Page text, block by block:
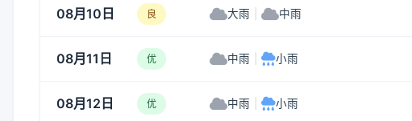
08月10日 良 大雨 中雨
08月11日 优 中雨 小雨
08月12日 优 中雨 小雨